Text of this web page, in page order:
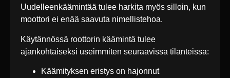
Uudelleenkäämintää tulee harkita myös silloin, kun
moottori ei enää saavuta nimellistehoa.
Käytännössä roottorin käämintä tulee
ajankohtaiseksi useimmiten seuraavissa tilanteissa:
Käämityksen eristys on hajonnut